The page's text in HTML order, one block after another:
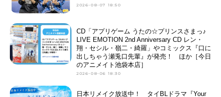
2026-08-07 18:50
CD「アプリゲーム うたの☆プリンスさまっ♪
LIVE EMOTION 2nd Anniversary CD レン・
翔・セシル・嶺二・綺羅」やコミックス『口に
出しちゃう瀬兎口先輩』が発売！ ほか［今日
のアニメイト池袋本店］
2026-08-06 18:30
日本リメイク放送中！ タイBLドラマ『Your